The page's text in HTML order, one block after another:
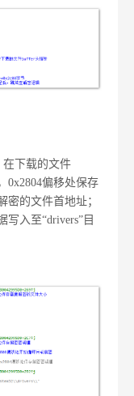
在下载的文件
0x2804偏移处保存
密的文件首地址；
入至“drivers”目